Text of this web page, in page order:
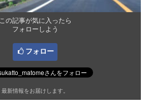
この記事が気に入ったら
フォローしよう
フォロー
最新情報をお届けします。